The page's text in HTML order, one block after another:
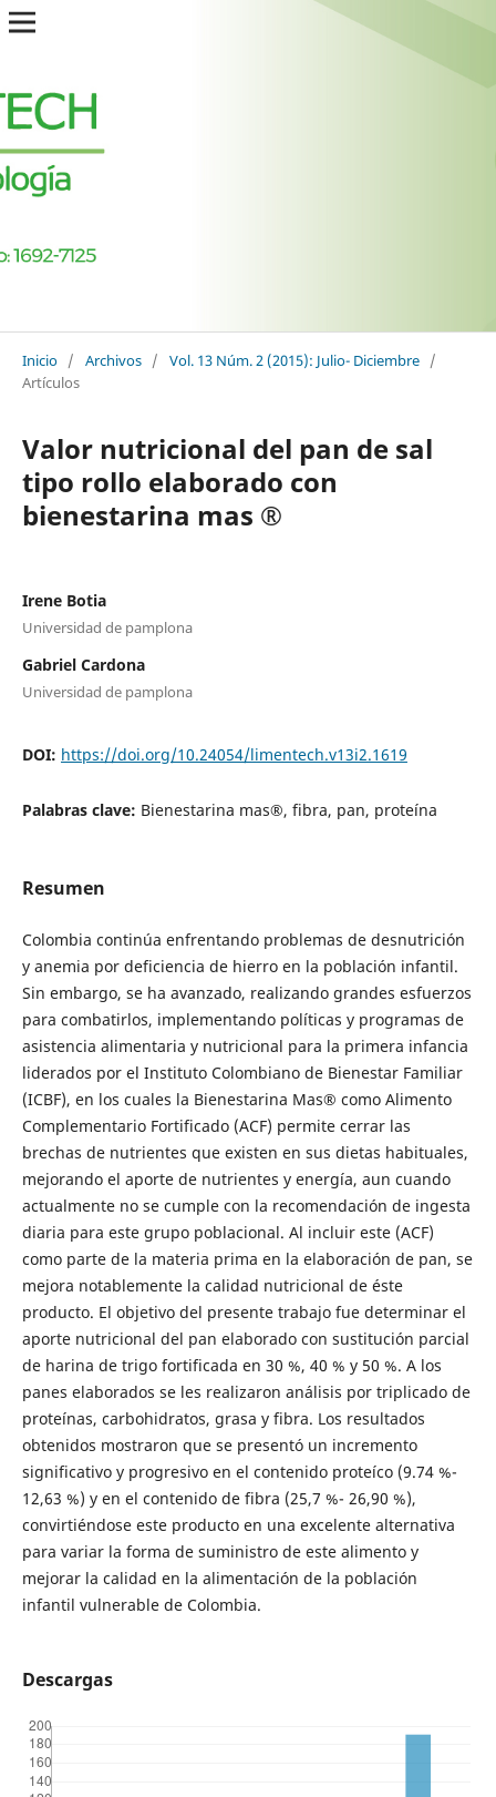
Inicio / Archivos / Vol. 13 Núm. 2 (2015): Julio- Diciembre /
Artículos
Valor nutricional del pan de sal
tipo rollo elaborado con
bienestarina mas ®
Irene Botia
Universidad de pamplona
Gabriel Cardona
Universidad de pamplona
DOI: https://doi.org/10.24054/limentech.v13i2.1619
Palabras clave: Bienestarina mas®, fibra, pan, proteína
Resumen
Colombia continúa enfrentando problemas de desnutrición
y anemia por deficiencia de hierro en la población infantil.
Sin embargo, se ha avanzado, realizando grandes esfuerzos
para combatirlos, implementando políticas y programas de
asistencia alimentaria y nutricional para la primera infancia
liderados por el Instituto Colombiano de Bienestar Familiar
(ICBF), en los cuales la Bienestarina Mas® como Alimento
Complementario Fortificado (ACF) permite cerrar las
brechas de nutrientes que existen en sus dietas habituales,
mejorando el aporte de nutrientes y energía, aun cuando
actualmente no se cumple con la recomendación de ingesta
diaria para este grupo poblacional. Al incluir este (ACF)
como parte de la materia prima en la elaboración de pan, se
mejora notablemente la calidad nutricional de éste
producto. El objetivo del presente trabajo fue determinar el
aporte nutricional del pan elaborado con sustitución parcial
de harina de trigo fortificada en 30 %, 40 % y 50 %. A los
panes elaborados se les realizaron análisis por triplicado de
proteínas, carbohidratos, grasa y fibra. Los resultados
obtenidos mostraron que se presentó un incremento
significativo y progresivo en el contenido proteíco (9.74 %-
12,63 %) y en el contenido de fibra (25,7 %- 26,90 %),
convirtiéndose este producto en una excelente alternativa
para variar la forma de suministro de este alimento y
mejorar la calidad en la alimentación de la población
infantil vulnerable de Colombia.
Descargas